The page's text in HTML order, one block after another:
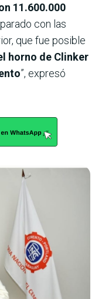
11.600.000
con las
que fue posible
horno de Clinker
”, expresó